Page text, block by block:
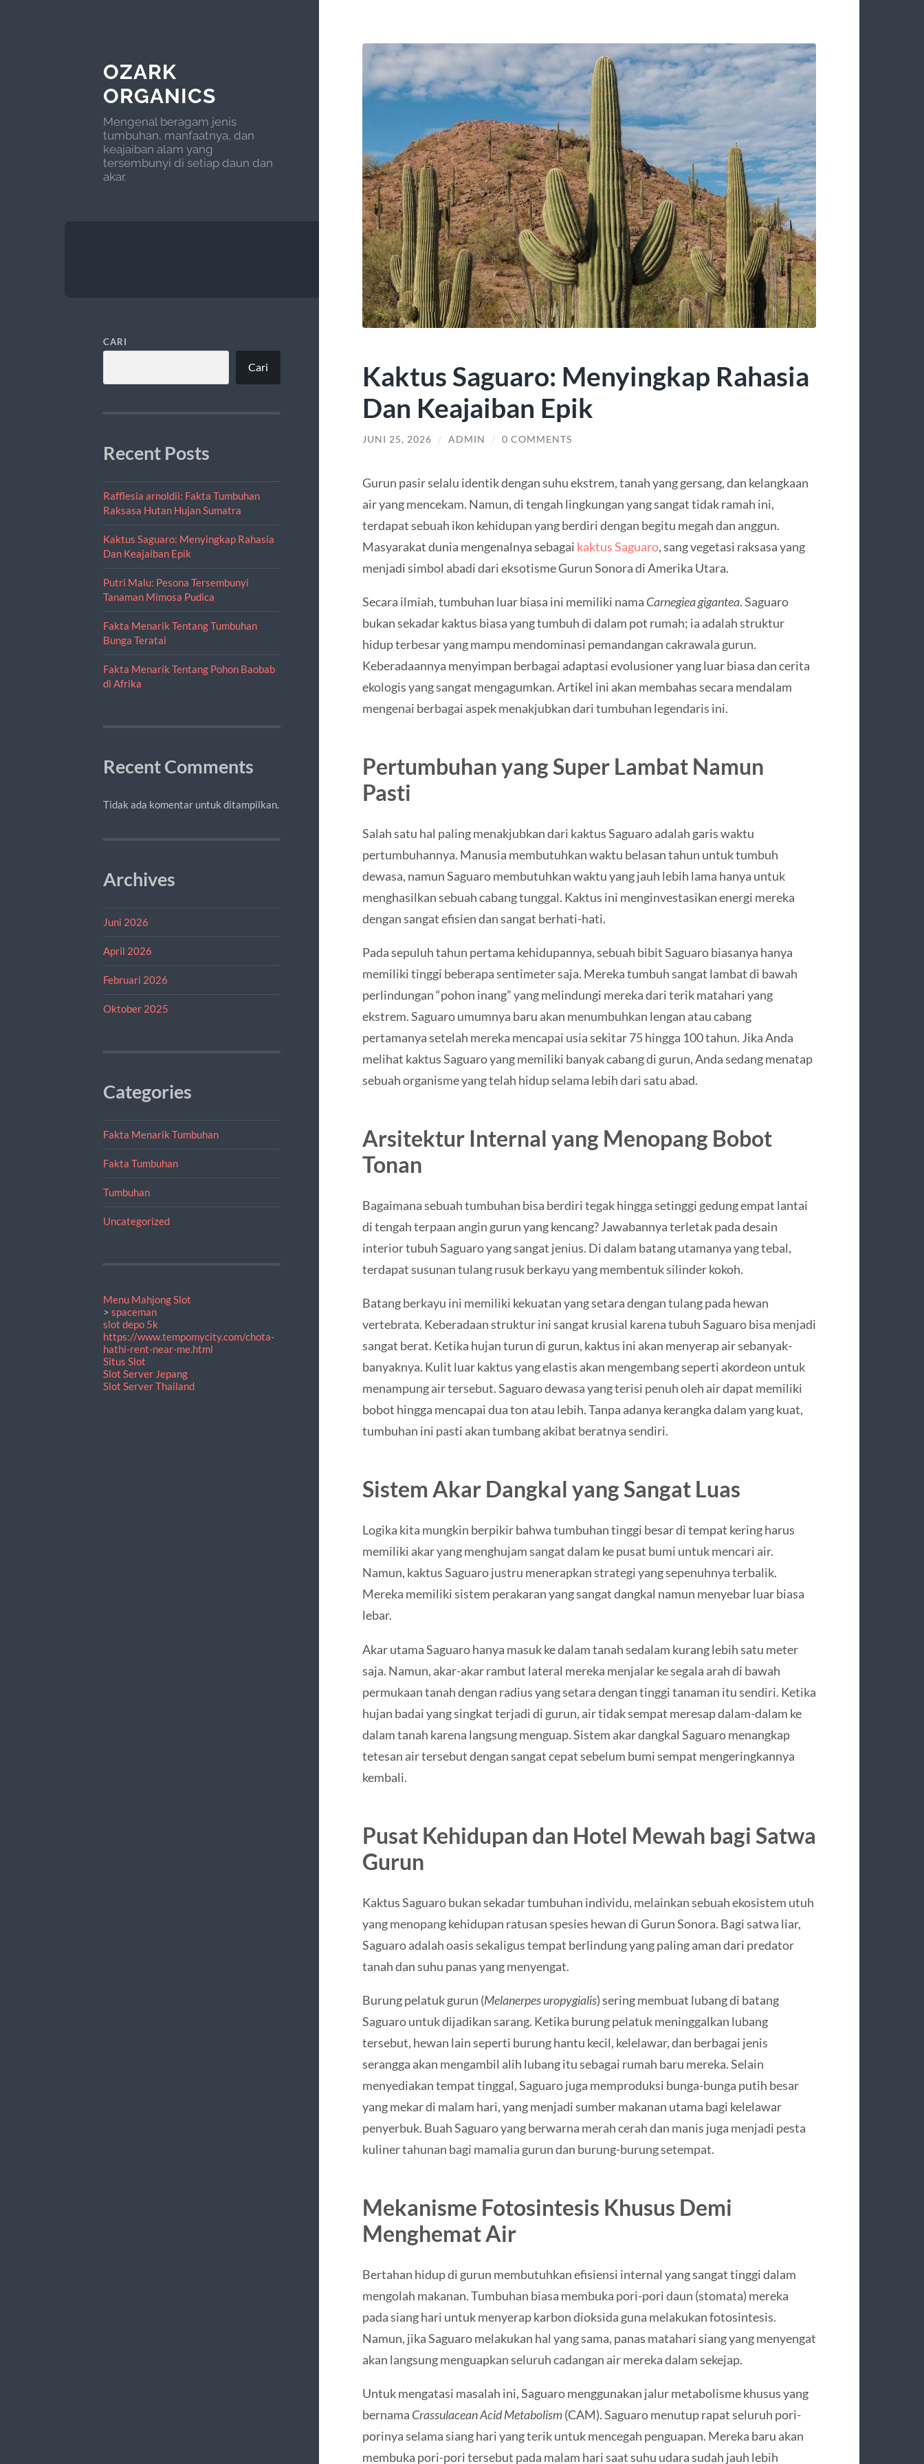
OZARK
ORGANICS
Mengenal beragam jenis
tumbuhan, manfaatnya, dan
keajaiban alam yang
tersembunyi di setiap daun dan
akar.
CARI
Cari
Recent Posts
Rafflesia arnoldii: Fakta Tumbuhan
Raksasa Hutan Hujan Sumatra
Kaktus Saguaro: Menyingkap Rahasia
Dan Keajaiban Epik
Putri Malu: Pesona Tersembunyi
Tanaman Mimosa Pudica
Fakta Menarik Tentang Tumbuhan
Bunga Teratai
Fakta Menarik Tentang Pohon Baobab
di Afrika
Recent Comments
Tidak ada komentar untuk ditampilkan.
Archives
Juni 2026
April 2026
Februari 2026
Oktober 2025
Categories
Fakta Menarik Tumbuhan
Fakta Tumbuhan
Tumbuhan
Uncategorized
Menu Mahjong Slot
> spaceman
slot depo 5k
https://www.tempomycity.com/chota-
hathi-rent-near-me.html
Situs Slot
Slot Server Jepang
Slot Server Thailand
Kaktus Saguaro: Menyingkap Rahasia
Dan Keajaiban Epik
JUNI 25, 2026 / ADMIN / 0 COMMENTS
Gurun pasir selalu identik dengan suhu ekstrem, tanah yang gersang, dan kelangkaan
air yang mencekam. Namun, di tengah lingkungan yang sangat tidak ramah ini,
terdapat sebuah ikon kehidupan yang berdiri dengan begitu megah dan anggun.
Masyarakat dunia mengenalnya sebagai kaktus Saguaro, sang vegetasi raksasa yang
menjadi simbol abadi dari eksotisme Gurun Sonora di Amerika Utara.
Secara ilmiah, tumbuhan luar biasa ini memiliki nama Carnegiea gigantea. Saguaro
bukan sekadar kaktus biasa yang tumbuh di dalam pot rumah; ia adalah struktur
hidup terbesar yang mampu mendominasi pemandangan cakrawala gurun.
Keberadaannya menyimpan berbagai adaptasi evolusioner yang luar biasa dan cerita
ekologis yang sangat mengagumkan. Artikel ini akan membahas secara mendalam
mengenai berbagai aspek menakjubkan dari tumbuhan legendaris ini.
Pertumbuhan yang Super Lambat Namun
Pasti
Salah satu hal paling menakjubkan dari kaktus Saguaro adalah garis waktu
pertumbuhannya. Manusia membutuhkan waktu belasan tahun untuk tumbuh
dewasa, namun Saguaro membutuhkan waktu yang jauh lebih lama hanya untuk
menghasilkan sebuah cabang tunggal. Kaktus ini menginvestasikan energi mereka
dengan sangat efisien dan sangat berhati-hati.
Pada sepuluh tahun pertama kehidupannya, sebuah bibit Saguaro biasanya hanya
memiliki tinggi beberapa sentimeter saja. Mereka tumbuh sangat lambat di bawah
perlindungan “pohon inang” yang melindungi mereka dari terik matahari yang
ekstrem. Saguaro umumnya baru akan menumbuhkan lengan atau cabang
pertamanya setelah mereka mencapai usia sekitar 75 hingga 100 tahun. Jika Anda
melihat kaktus Saguaro yang memiliki banyak cabang di gurun, Anda sedang menatap
sebuah organisme yang telah hidup selama lebih dari satu abad.
Arsitektur Internal yang Menopang Bobot
Tonan
Bagaimana sebuah tumbuhan bisa berdiri tegak hingga setinggi gedung empat lantai
di tengah terpaan angin gurun yang kencang? Jawabannya terletak pada desain
interior tubuh Saguaro yang sangat jenius. Di dalam batang utamanya yang tebal,
terdapat susunan tulang rusuk berkayu yang membentuk silinder kokoh.
Batang berkayu ini memiliki kekuatan yang setara dengan tulang pada hewan
vertebrata. Keberadaan struktur ini sangat krusial karena tubuh Saguaro bisa menjadi
sangat berat. Ketika hujan turun di gurun, kaktus ini akan menyerap air sebanyak-
banyaknya. Kulit luar kaktus yang elastis akan mengembang seperti akordeon untuk
menampung air tersebut. Saguaro dewasa yang terisi penuh oleh air dapat memiliki
bobot hingga mencapai dua ton atau lebih. Tanpa adanya kerangka dalam yang kuat,
tumbuhan ini pasti akan tumbang akibat beratnya sendiri.
Sistem Akar Dangkal yang Sangat Luas
Logika kita mungkin berpikir bahwa tumbuhan tinggi besar di tempat kering harus
memiliki akar yang menghujam sangat dalam ke pusat bumi untuk mencari air.
Namun, kaktus Saguaro justru menerapkan strategi yang sepenuhnya terbalik.
Mereka memiliki sistem perakaran yang sangat dangkal namun menyebar luar biasa
lebar.
Akar utama Saguaro hanya masuk ke dalam tanah sedalam kurang lebih satu meter
saja. Namun, akar-akar rambut lateral mereka menjalar ke segala arah di bawah
permukaan tanah dengan radius yang setara dengan tinggi tanaman itu sendiri. Ketika
hujan badai yang singkat terjadi di gurun, air tidak sempat meresap dalam-dalam ke
dalam tanah karena langsung menguap. Sistem akar dangkal Saguaro menangkap
tetesan air tersebut dengan sangat cepat sebelum bumi sempat mengeringkannya
kembali.
Pusat Kehidupan dan Hotel Mewah bagi Satwa
Gurun
Kaktus Saguaro bukan sekadar tumbuhan individu, melainkan sebuah ekosistem utuh
yang menopang kehidupan ratusan spesies hewan di Gurun Sonora. Bagi satwa liar,
Saguaro adalah oasis sekaligus tempat berlindung yang paling aman dari predator
tanah dan suhu panas yang menyengat.
Burung pelatuk gurun (Melanerpes uropygialis) sering membuat lubang di batang
Saguaro untuk dijadikan sarang. Ketika burung pelatuk meninggalkan lubang
tersebut, hewan lain seperti burung hantu kecil, kelelawar, dan berbagai jenis
serangga akan mengambil alih lubang itu sebagai rumah baru mereka. Selain
menyediakan tempat tinggal, Saguaro juga memproduksi bunga-bunga putih besar
yang mekar di malam hari, yang menjadi sumber makanan utama bagi kelelawar
penyerbuk. Buah Saguaro yang berwarna merah cerah dan manis juga menjadi pesta
kuliner tahunan bagi mamalia gurun dan burung-burung setempat.
Mekanisme Fotosintesis Khusus Demi
Menghemat Air
Bertahan hidup di gurun membutuhkan efisiensi internal yang sangat tinggi dalam
mengolah makanan. Tumbuhan biasa membuka pori-pori daun (stomata) mereka
pada siang hari untuk menyerap karbon dioksida guna melakukan fotosintesis.
Namun, jika Saguaro melakukan hal yang sama, panas matahari siang yang menyengat
akan langsung menguapkan seluruh cadangan air mereka dalam sekejap.
Untuk mengatasi masalah ini, Saguaro menggunakan jalur metabolisme khusus yang
bernama Crassulacean Acid Metabolism(CAM). Saguaro menutup rapat seluruh pori-
porinya selama siang hari yang terik untuk mencegah penguapan. Mereka baru akan
membuka pori-pori tersebut pada malam hari saat suhu udara sudah jauh lebih